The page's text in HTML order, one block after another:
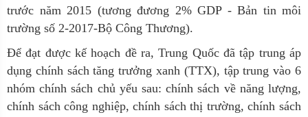
trước năm 2015 (tương đương 2% GDP - Bản tin môi
trường số 2-2017-Bộ Công Thương).
Để đạt được kế hoạch đề ra, Trung Quốc đã tập trung áp
dụng chính sách tăng trưởng xanh (TTX), tập trung vào 6
nhóm chính sách chủ yếu sau: chính sách về năng lượng,
chính sách công nghiệp, chính sách thị trường, chính sách